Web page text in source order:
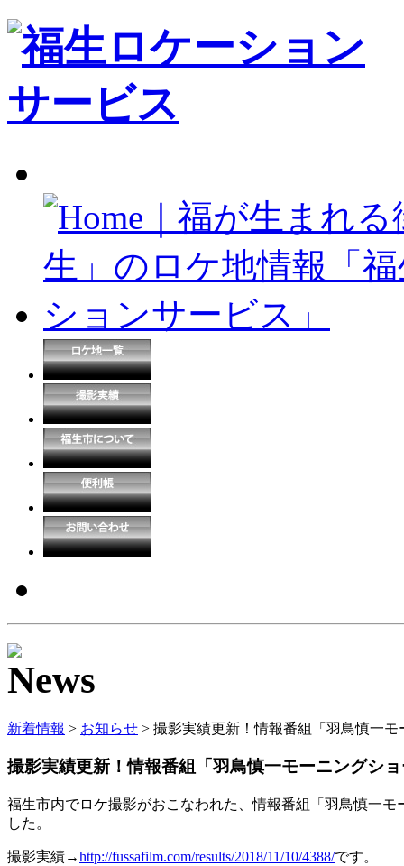
新着情報 > お知らせ > 撮影実績更新！情報番組「羽鳥慎一
撮影実績更新！情報番組「羽鳥慎一モーニングシ
福生市内でロケ撮影がおこなわれた、情報番組「羽鳥慎一
した。
撮影実績→http://fussafilm.com/results/2018/11/10/4388/です。